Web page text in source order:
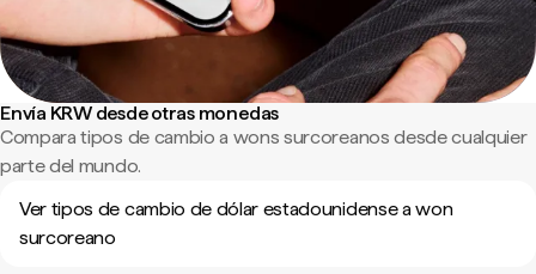
Envía KRW desde otras monedas
Compara tipos de cambio a wons surcoreanos desde cualquier
parte del mundo.
Ver tipos de cambio de dólar estadounidense a won
surcoreano